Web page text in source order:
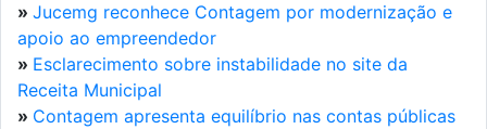
» Jucemg reconhece Contagem por modernização e
apoio ao empreendedor
» Esclarecimento sobre instabilidade no site da
Receita Municipal
» Contagem apresenta equilíbrio nas contas públicas